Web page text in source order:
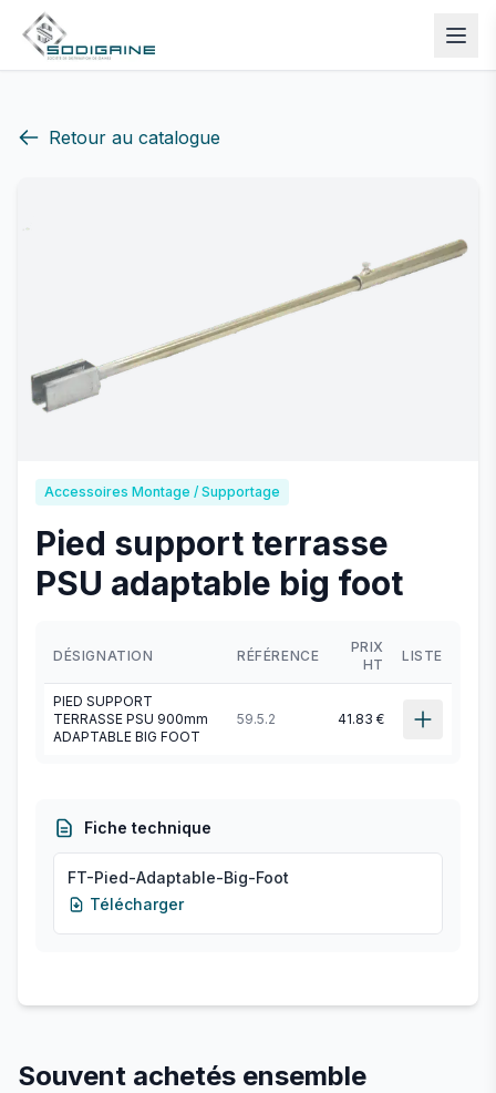
Retour au catalogue
Accessoires Montage / Supportage
Pied support terrasse
PSU adaptable big foot
DÉSIGNATION RÉFÉRENCE
PRIX
HT
LISTE
PIED SUPPORT
TERRASSE PSU 900mm
ADAPTABLE BIG FOOT
59.5.2 41.83 €
Fiche technique
FT-Pied-Adaptable-Big-Foot
Télécharger
Souvent achetés ensemble